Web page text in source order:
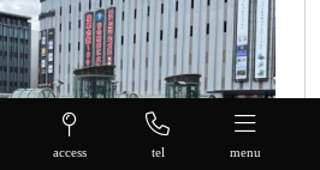
access tel menu